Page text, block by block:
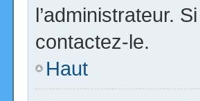
l’administrateur.
contactez-le.
Haut